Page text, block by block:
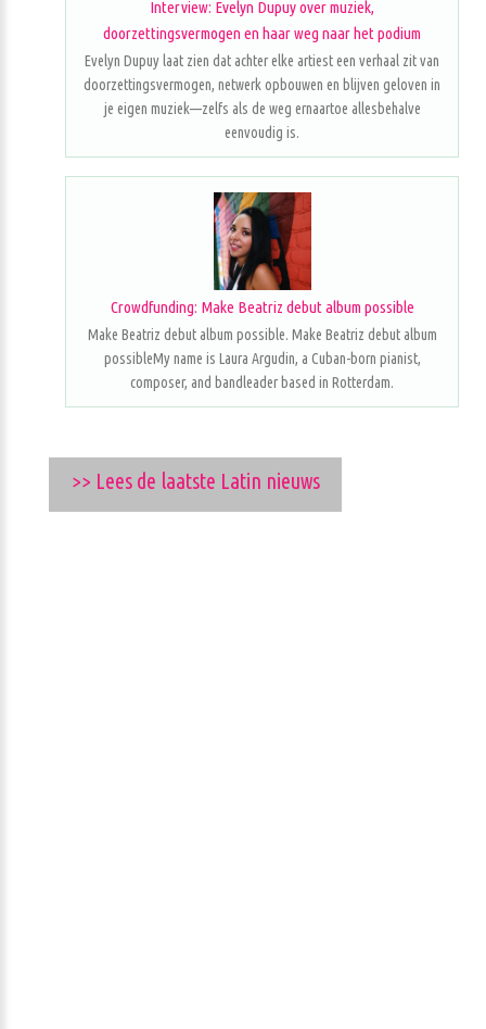
Interview: Evelyn Dupuy over muziek,
doorzettingsvermogen en haar weg naar het podium
Evelyn Dupuy laat zien dat achter elke artiest een verhaal zit van
doorzettingsvermogen, netwerk opbouwen en blijven geloven in
je eigen muziek—zelfs als de weg ernaartoe allesbehalve
eenvoudig is.
Crowdfunding: Make Beatriz debut album possible
Make Beatriz debut album possible. Make Beatriz debut album
possibleMy name is Laura Argudin, a Cuban-born pianist,
composer, and bandleader based in Rotterdam.
>> Lees de laatste Latin nieuws